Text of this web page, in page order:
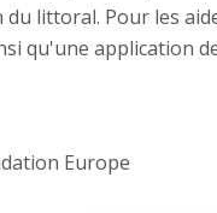
littoral. Pour les
qu'une application
Europe